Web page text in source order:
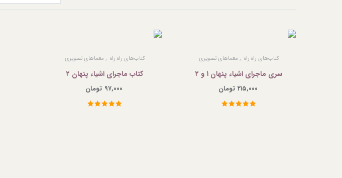
کتاب‌های راه راه معماهای تصویری
سری ماجرای اشیاء پنهان ۱ و ۲
تومان
کتاب‌های راه راه معماهای تصویری
کتاب ماجرای اشیاء پنهان ۲
تومان